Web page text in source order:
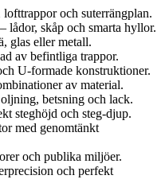
och suterrängplan.
lådor, skåp och smarta hyllor.
glas eller metall.
av befintliga trappor.
U-formade konstruktioner.
av material.
betsning och lack.
steghöjd och steg-djup.
med genomtänkt
och publika miljöer.
och perfekt